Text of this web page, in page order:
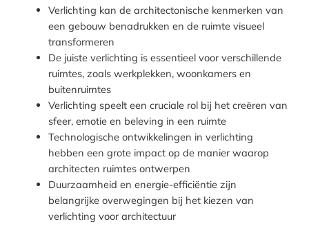
Verlichting kan de architectonische kenmerken van
een gebouw benadrukken en de ruimte visueel
transformeren
De juiste verlichting is essentieel voor verschillende
ruimtes, zoals werkplekken, woonkamers en
buitenruimtes
Verlichting speelt een cruciale rol bij het creëren van
sfeer, emotie en beleving in een ruimte
Technologische ontwikkelingen in verlichting
hebben een grote impact op de manier waarop
architecten ruimtes ontwerpen
Duurzaamheid en energie-efficiëntie zijn
belangrijke overwegingen bij het kiezen van
verlichting voor architectuur